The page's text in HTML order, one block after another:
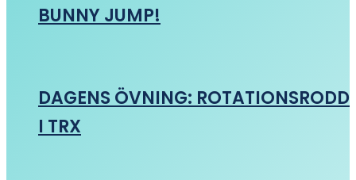
BUNNY JUMP!
DAGENS ÖVNING: ROTATIONSRODD
I TRX